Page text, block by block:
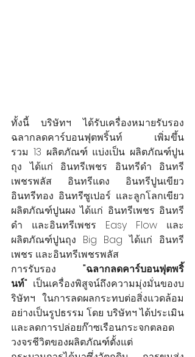
ทั้งนี้ บริษัทฯ ได้รับเครื่องหมายรับรอง
ฉลากลดคาร์บอนฟุตพริ้นท์ เพิ่มขึ้น
รวม 13 ผลิตภัณฑ์ แบ่งเป็น ผลิตภัณฑ์ปูน
ถุง ได้แก่ อินทรีเพชร อินทรีดำ อินทรี
เพชรพลัส อินทรีแดง อินทรีปูนเขียว
อินทรีทอง อินทรีซูเปอร์ และลูกโลกเขียว
ผลิตภัณฑ์ปูนผง ได้แก่ อินทรีเพชร อินทรี
ดำ และอินทรีเพชร Easy Flow และ
ผลิตภัณฑ์ปูนถุง Big Bag ได้แก่ อินทรี
เพชร และอินทรีเพชรพลัส
การรับรอง "ฉลากลดคาร์บอนฟุตพริ้
นท์" เป็นเครื่องพิสูจน์ถึงความมุ่งมั่นของบ
ริษัทฯ ในการลดผลกระทบต่อสิ่งแวดล้อม
อย่างเป็นรูปธรรม โดย บริษัทฯ ได้ประเมิน
และลดการปล่อยก๊าซเรือนกระจกตลอด
วงจรชีวิตของผลิตภัณฑ์ตั้งแต่